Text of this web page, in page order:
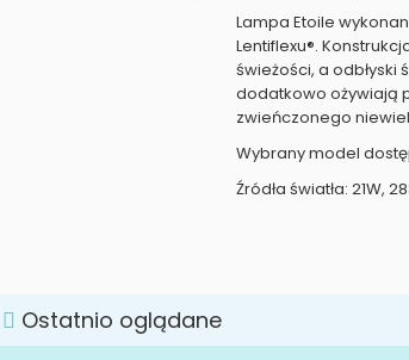
Lampa Etoile
Lentiflexu®.
świeżości, a odbłyski
dodatkowo ożywiają
zwieńczonego
Wybrany model
Źródła światła: 21W,
Ostatnio oglądane